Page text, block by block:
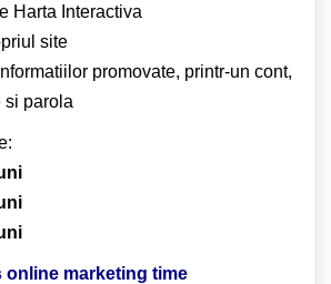
Harta Interactiva
site
promovate, printr-un cont,
si parola
online marketing time